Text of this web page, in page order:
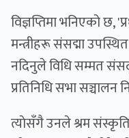
विज्ञप्तिमा भनिएको छ,
मन्त्रीहरू संसद्मा
नदिनुले विधि सम्मत
प्रतिनिधि सभा सञ्चालन
त्याेसँगै उनले श्रम संस्कृति